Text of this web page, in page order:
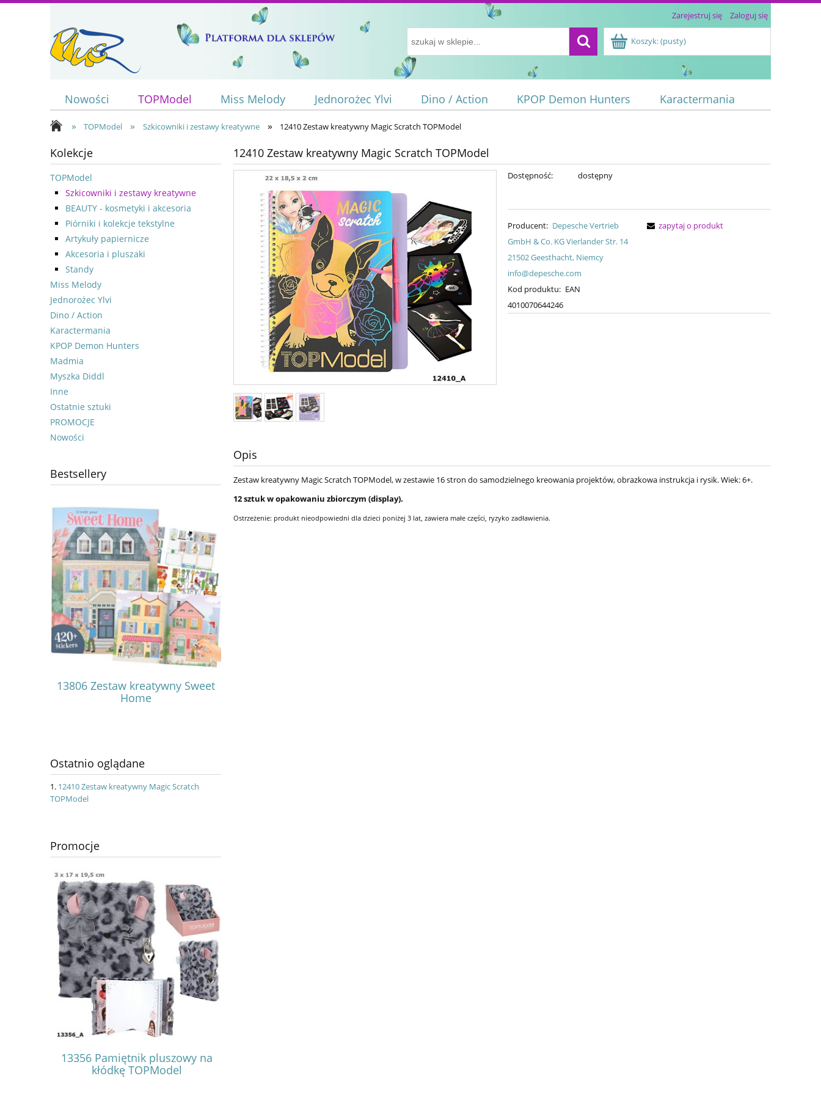
Zarejestruj się Zaloguj się
Koszyk:(pusty)
Nowości TOPModel Miss Melody Jednorożec Ylvi Dino / Action KPOP Demon Hunters Karactermania
» TOPModel » Szkicowniki i zestawy kreatywne » 12410 Zestaw kreatywny Magic Scratch TOPModel
Kolekcje
TOPModel
Szkicowniki i zestawy kreatywne
BEAUTY - kosmetyki i akcesoria
Piórniki i kolekcje tekstylne
Artykuły papiernicze
Akcesoria i pluszaki
Standy
Miss Melody
Jednorożec Ylvi
Dino / Action
Karactermania
KPOP Demon Hunters
Madmia
Myszka Diddl
Inne
Ostatnie sztuki
PROMOCJE
Nowości
Bestsellery
13806 Zestaw kreatywny Sweet
Home
Ostatnio oglądane
12410 Zestaw kreatywny Magic Scratch
TOPModel
Promocje
13356 Pamiętnik pluszowy na
kłódkę TOPModel
12410 Zestaw kreatywny Magic Scratch TOPModel
Dostępność: dostępny
Producent: Depesche Vertrieb
GmbH & Co. KG Vierlander Str. 14
21502 Geesthacht, Niemcy
info@depesche.com
Kod produktu: EAN
4010070644246
zapytaj o produkt
Opis
Zestaw kreatywny Magic Scratch TOPModel, w zestawie 16 stron do samodzielnego kreowania projektów, obrazkowa instrukcja i rysik. Wiek: 6+.
12 sztuk w opakowaniu zbiorczym (display).
Ostrzeżenie: produkt nieodpowiedni dla dzieci poniżej 3 lat, zawiera małe części, ryzyko zadławienia.